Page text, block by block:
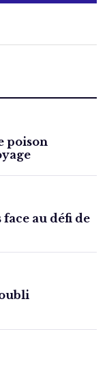
poison
face au défi de